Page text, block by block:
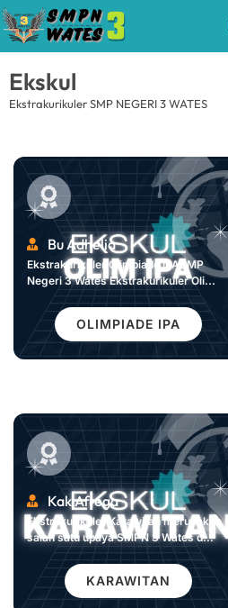
Ekskul
Ekstrakurikuler SMP NEGERI 3 WATES
Bu Adhelia
Ekstrakurikuler Olimpiade IPASMP
Negeri 3 Wates Ekstrakurikuler Oli...
OLIMPIADE IPA
Kak Afrega
Ekstrakurikuler Karawitan merupakan
salah satu upaya SMPN 3 Wates d...
KARAWITAN